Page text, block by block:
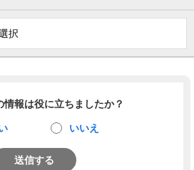
択
情報は役に立ちましたか？
いいえ
送信する